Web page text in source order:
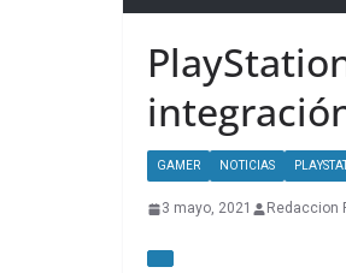
GAMER NOTICIAS
3 mayo, 2021 Redaccion